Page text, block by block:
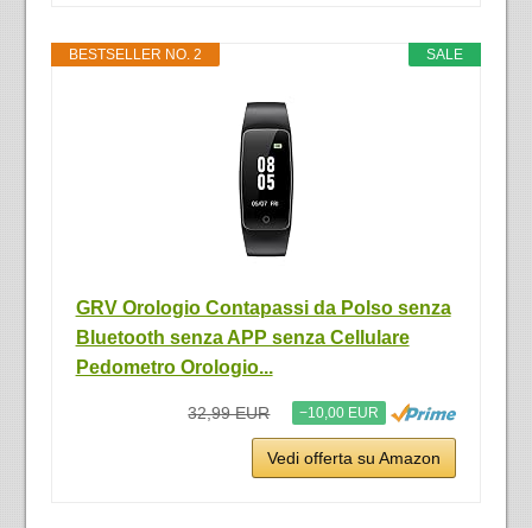
SALE
BESTSELLER NO. 2
GRV Orologio Contapassi da Polso senza
Bluetooth senza APP senza Cellulare
Pedometro Orologio...
32,99 EUR −10,00 EUR
Vedi offerta su Amazon